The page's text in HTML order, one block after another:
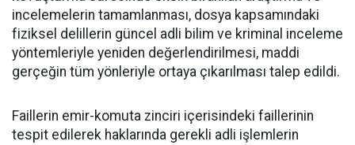
incelemelerin tamamlanması, dosya kapsamındaki
fiziksel delillerin güncel adli bilim ve kriminal inceleme
yöntemleriyle yeniden değerlendirilmesi, maddi
gerçeğin tüm yönleriyle ortaya çıkarılması talep edildi.
Faillerin emir-komuta zinciri içerisindeki faillerinin
tespit edilerek haklarında gerekli adli işlemlerin